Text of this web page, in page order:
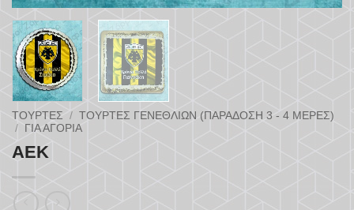
ΤΟΎΡΤΕΣ / ΤΟΎΡΤΕΣ ΓΕΝΕΘΛΊΩΝ (ΠΑΡΆΔΟΣΗ 3 - 4 ΜΈΡΕΣ)
/
ΓΙΑ ΑΓΌΡΙΑ
ΑΕΚ